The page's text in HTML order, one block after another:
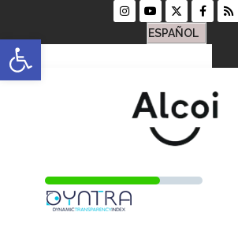
Open toolbar ESPAÑOL